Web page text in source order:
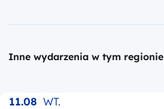
Inne wydarzenia w tym regionie
11.08 WT.